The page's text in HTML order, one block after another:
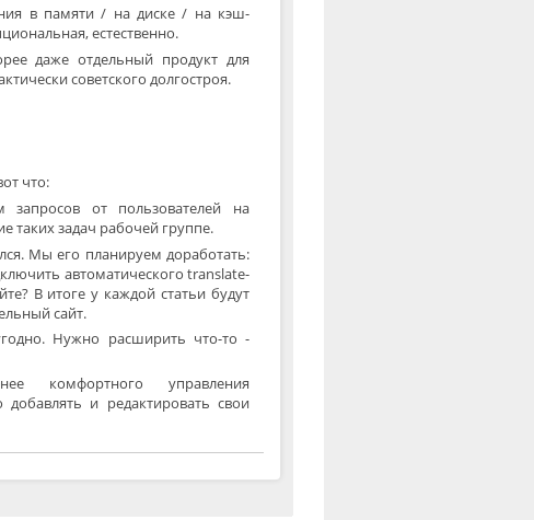
в памяти / на диске / на кэш-
естественно.
даже отдельный продукт для
советского долгостроя.
что:
от пользователей на
таких задач рабочей группе.
Мы его планируем доработать:
автоматического translate-
В итоге у каждой статьи будут
сайт.
Нужно расширить что-то -
комфортного управления
и редактировать свои